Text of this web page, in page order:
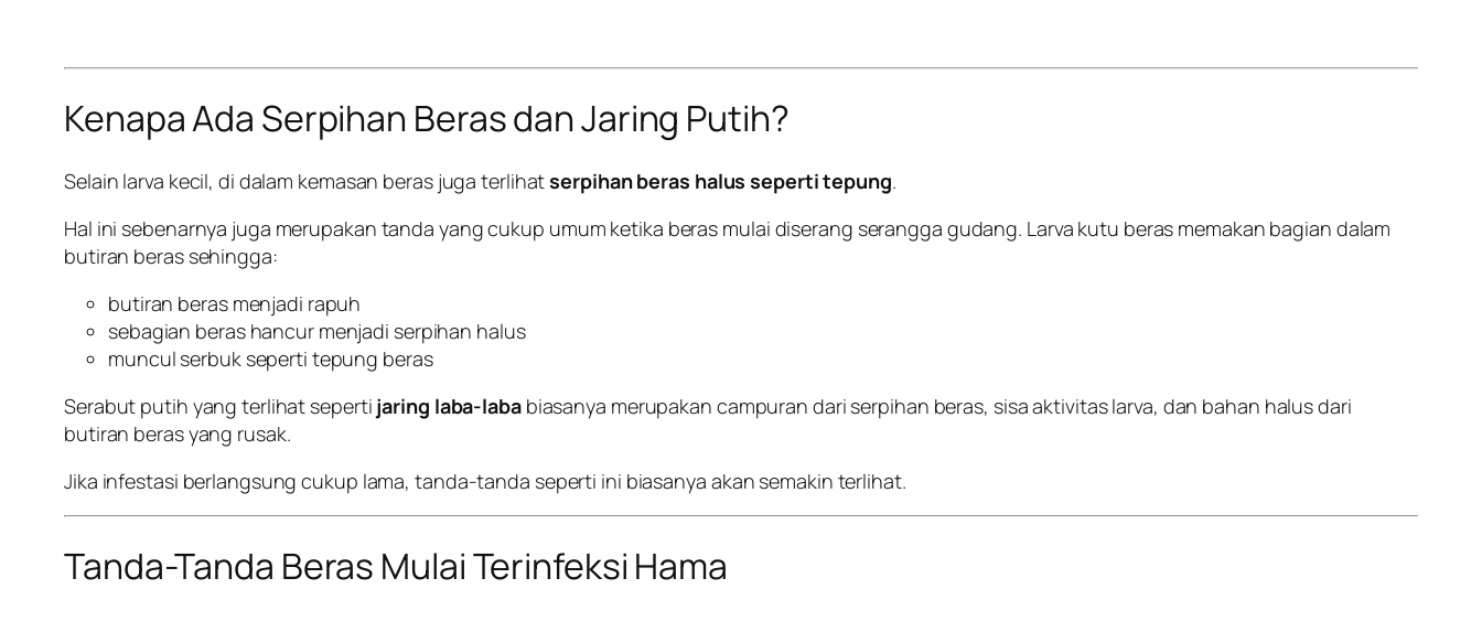
Kenapa Ada Serpihan Beras dan Jaring Putih?
Selain larva kecil, di dalam kemasan beras juga terlihatserpihan beras halus seperti tepung.
Hal ini sebenarnya juga merupakan tanda yang cukup umum ketika beras mulai diserang serangga gudang. Larva kutu beras memakan bagian dalam
butiran beras sehingga:
butiran beras menjadi rapuh
sebagian beras hancur menjadi serpihan halus
muncul serbuk seperti tepung beras
Serabut putih yang terlihat seperti jaring laba-lababiasanya merupakan campuran dari serpihan beras, sisa aktivitas larva, dan bahan halus dari
butiran beras yang rusak.
Jika infestasi berlangsung cukup lama, tanda-tanda seperti ini biasanya akan semakin terlihat.
Tanda-Tanda Beras Mulai Terinfeksi Hama